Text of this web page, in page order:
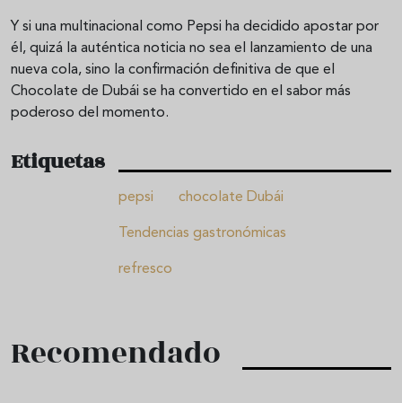
Y si una multinacional como Pepsi ha decidido apostar por
él, quizá la auténtica noticia no sea el lanzamiento de una
nueva cola, sino la confirmación definitiva de que el
Chocolate de Dubái se ha convertido en el sabor más
poderoso del momento.
Etiquetas
pepsi chocolate Dubái
Tendencias gastronómicas
refresco
Recomendado